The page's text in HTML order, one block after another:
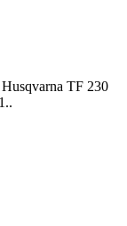
Husqvarna TF 230